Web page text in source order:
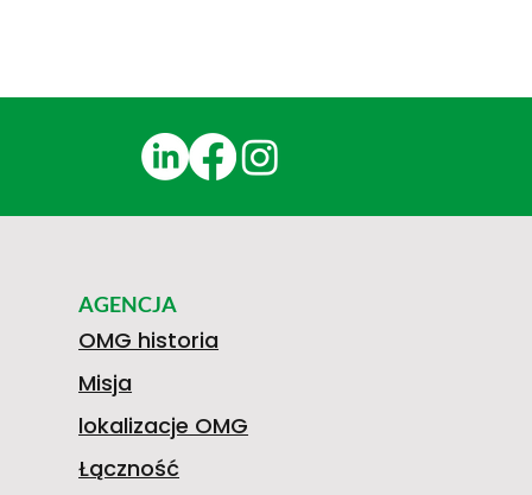
AGENCJA
OMG historia
Misja
lokalizacje OMG
Łączność